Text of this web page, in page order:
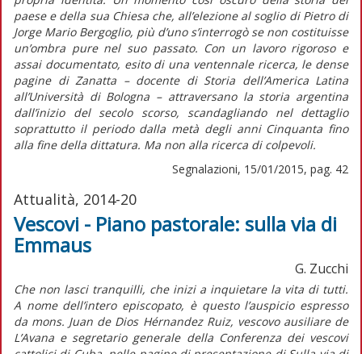
paese e della sua Chiesa che, all’elezione al soglio di Pietro di
Jorge Mario Bergoglio, più d’uno s’interrogò se non costituisse
un’ombra pure nel suo passato. Con un lavoro rigoroso e
assai documentato, esito di una ventennale ricerca, le dense
pagine di Zanatta – docente di Storia dell’America Latina
all’Università di Bologna – attraversano la storia argentina
dall’inizio del secolo scorso, scandagliando nel dettaglio
soprattutto il periodo dalla metà degli anni Cinquanta fino
alla fine della dittatura. Ma non alla ricerca di colpevoli.
Segnalazioni, 15/01/2015, pag. 42
Attualità, 2014-20
Vescovi - Piano pastorale: sulla via di
Emmaus
G. Zucchi
Che non lasci tranquilli, che inizi a inquietare la vita di tutti.
A nome dell’intero episcopato, è questo l’auspicio espresso
da mons. Juan de Dios Hérnandez Ruiz, vescovo ausiliare de
L’Avana e segretario generale della Conferenza dei vescovi